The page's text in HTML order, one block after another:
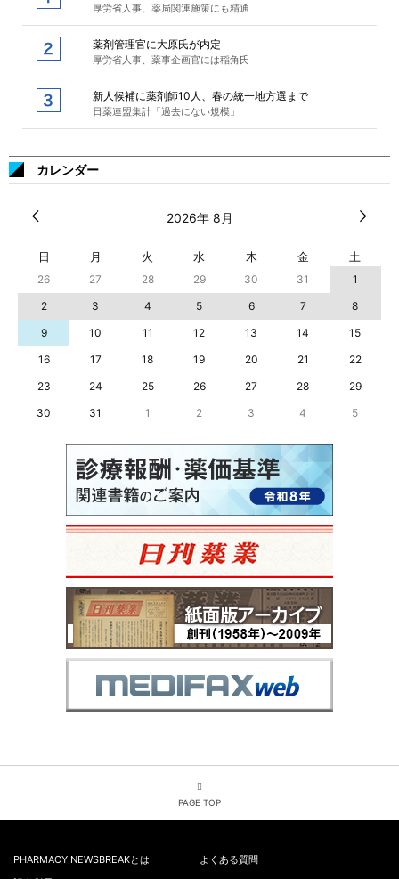
厚労省人事、薬局関連施策にも精通
薬剤管理官に大原氏が内定
厚労省人事、薬事企画官には稲角氏
新人候補に薬剤師10人、春の統一地方選まで
日薬連盟集計「過去にない規模」
カレンダー
2026年 8月
日 月 火 水 木 金 土
26 27 28 29 30 31
1
2
3 4 5 6 7
8
9
10 11 12 13 14
15
16
17 18 19 20 21
22
23
24 25 26 27 28
29
30
31 1 2 3 4 5
PAGE TOP
PHARMACY NEWSBREAKとは
よくある質問